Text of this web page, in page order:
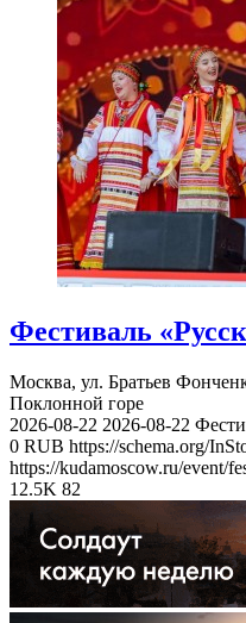
Фестиваль
Москва, ул. Братьев
Поклонной горе
2026-08-22 2026-08-22
0 RUB https://schema.org/
https://kudamoscow.ru/event/
12.5K 82